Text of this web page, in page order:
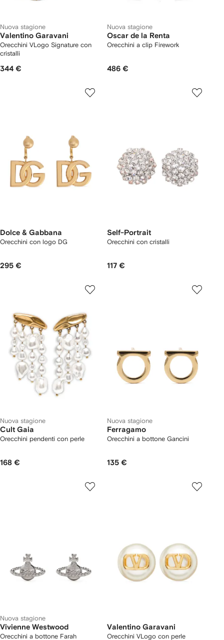
Nuova stagione
Valentino Garavani
Orecchini VLogo Signature con
cristalli
344 €
Nuova stagione
Oscar de la Renta
Orecchini a clip Firework
486 €
Dolce & Gabbana
Orecchini con logo DG
295 €
Self-Portrait
Orecchini con cristalli
117 €
Nuova stagione
Cult Gaia
Orecchini pendenti con perle
168 €
Nuova stagione
Ferragamo
Orecchini a bottone Gancini
135 €
Nuova stagione
Vivienne Westwood
Orecchini a bottone Farah
Valentino Garavani
Orecchini VLogo con perle